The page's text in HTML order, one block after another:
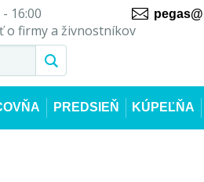
16:00
o firmy a živnostníkov
PREDSIEŇ KÚPEĽŇA